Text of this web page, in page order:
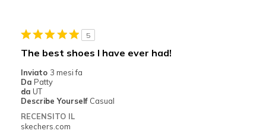
5
The best shoes I have ever had!
Inviato 3 mesi fa
Da Patty
da UT
Describe Yourself Casual
RECENSITO IL
skechers.com